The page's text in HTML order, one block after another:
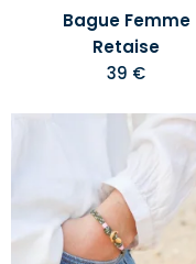
Bague Femme
Retaise
39 €